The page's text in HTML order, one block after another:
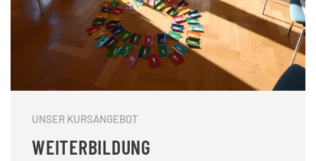
UNSER KURSANGEBOT
WEITERBILDUNG